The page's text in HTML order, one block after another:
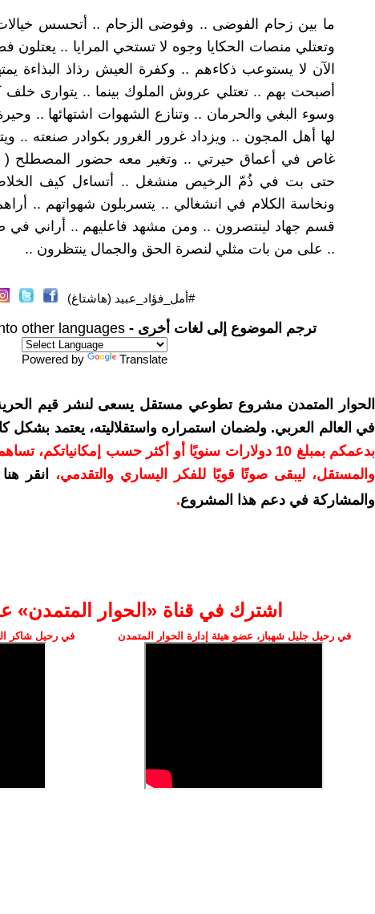
ما بين زحام الفوضى .. وفوضى الزحام .. أتحسس
وتعتلي منصات الحكايا وجوه لا تستحي المرايا .. يعتلون
الآن لا يستوعب ذكاءهم .. وكفرة العيش رذاذ البذاءة
أصبحت بهم .. تعتلي عروش الملوك بينما .. يتوارى خلف
وسوء البغي والحرمان .. وتنازع الشهوات اشتهائها ..
لها أهل المجون .. ويزداد غرور الغرور بكوادر صنعته ..
غاص في أعماق حيرتي .. وتغير معه حضور المصطلح
حتى بت في ذُمّ الرخيص منشغل .. أتساءل كيف
ونخاسة الكلام في انشغالي .. يتسربلون شهواتهم ..
قسم جهاد لينتصرون .. ومن مشهد فاعليهم .. أراني
.. على من بات مثلي لنصرة الحق والجمال ينتظرون ..
#أمل_فؤاد_عبيد (هاشتاغ)
ترجم الموضوع إلى لغات أخرى - other languages
Powered by Translate
الحوار المتمدن مشروع تطوعي مستقل يسعى لنشر قيم الحرية،
في العالم العربي. ولضمان استمراره واستقلاليته، يعتمد
بدعمكم بمبلغ 10 دولارات سنويًا أو أكثر حسب
والمستقل، ليبقى صوتًا قويًا للفكر اليساري والتقدمي،
انقر
والمشاركة في دعم هذا المشروع.
اشترك في قناة ‫«الحوار المتمدن»
في رحيل جليل شهباز، عضو هيئة إدارة الحوار المتمدن في رحيل شاكر